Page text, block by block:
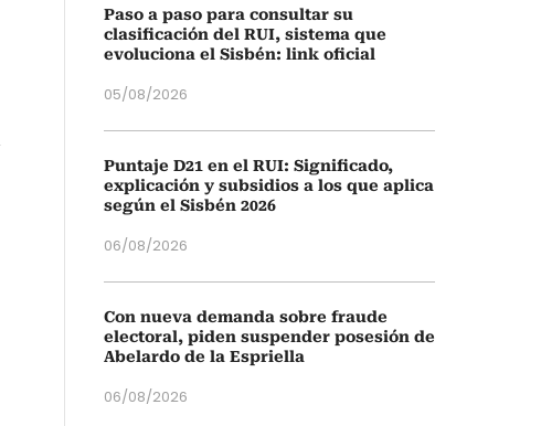
Paso a paso para consultar su
clasificación del RUI, sistema que
evoluciona el Sisbén: link oficial
05/08/2026
Puntaje D21 en el RUI: Significado,
explicación y subsidios a los que aplica
según el Sisbén 2026
06/08/2026
Con nueva demanda sobre fraude
electoral, piden suspender posesión de
Abelardo de la Espriella
06/08/2026